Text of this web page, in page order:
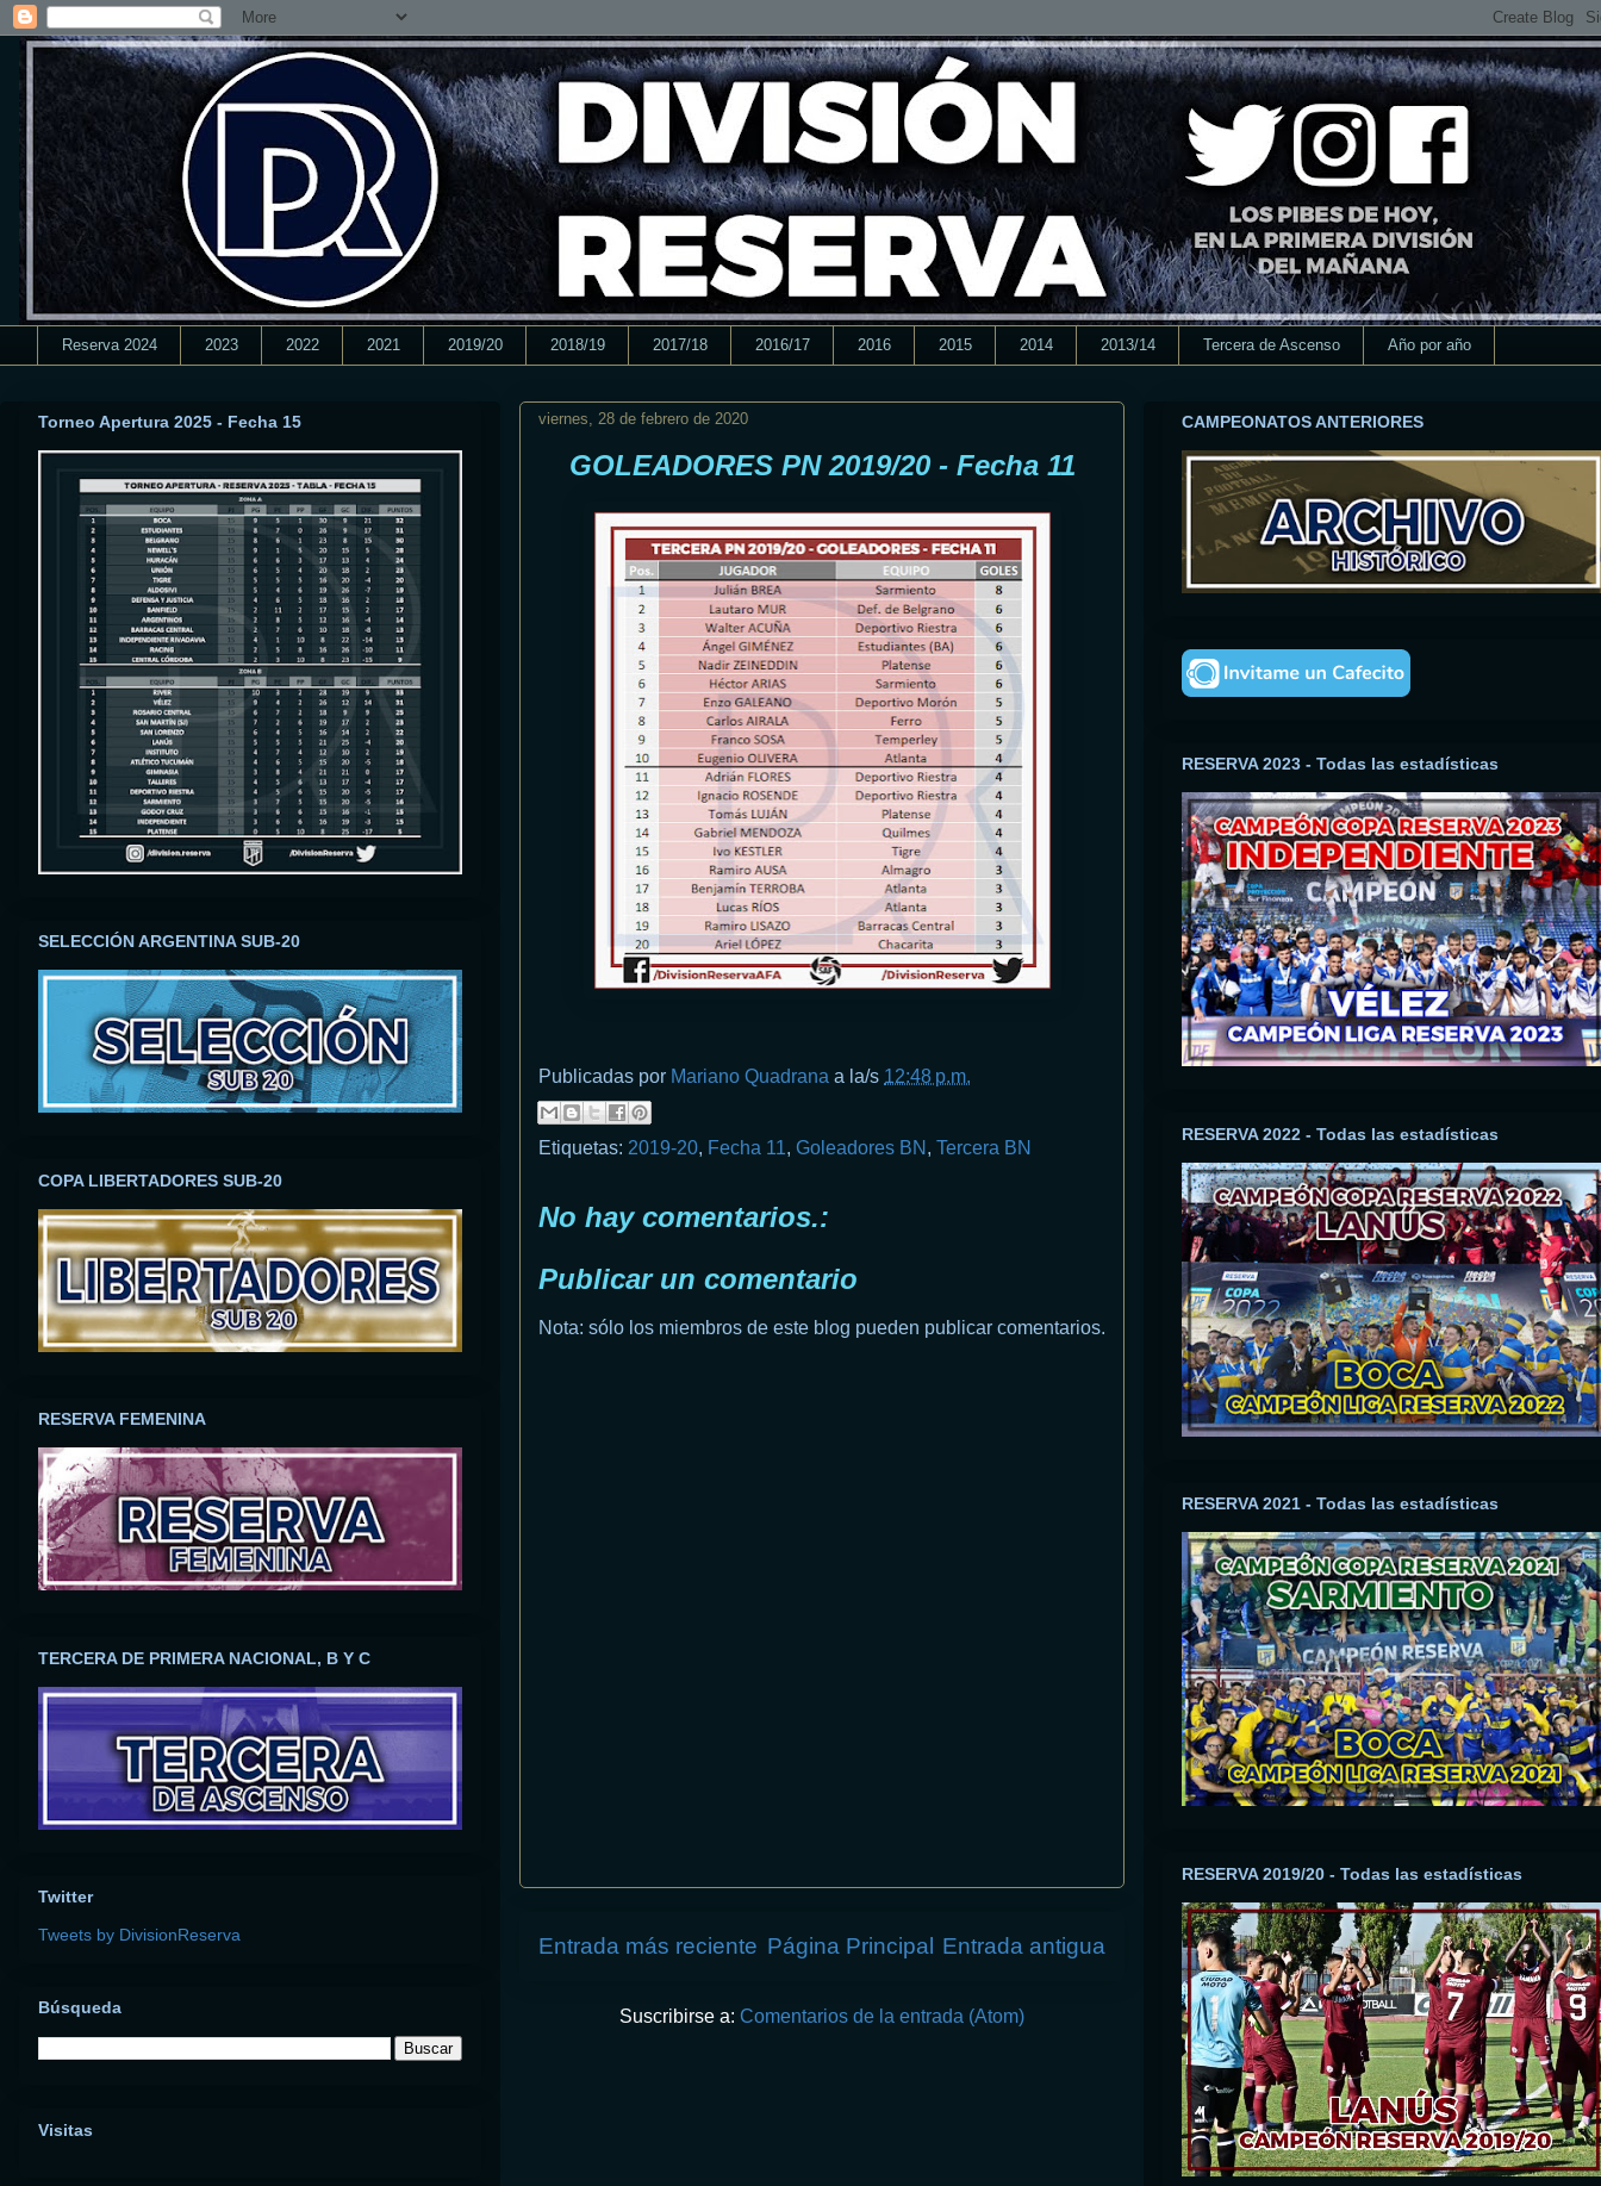
Reserva 2024 2023 2022 2021 2019/20 2018/19 2017/18 2016/17 2016 2015 2014 2013/14 Tercera de Ascenso Año por año
viernes, 28 de febrero de 2020
GOLEADORES PN 2019/20 - Fecha 11
Publicadas por Mariano Quadrana a la/s 12:48 p.m.
Etiquetas: 2019-20, Fecha 11, Goleadores BN , Tercera BN
No hay comentarios.:
Publicar un comentario
Nota: sólo los miembros de este blog pueden publicar comentarios.
Entrada más reciente Entrada antigua
Página Principal
Suscribirse a: Comentarios de la entrada (Atom)
Torneo Apertura 2025 - Fecha 15
SELECCIÓN ARGENTINA SUB-20
COPA LIBERTADORES SUB-20
RESERVA FEMENINA
TERCERA DE PRIMERA NACIONAL, B Y C
Twitter
Tweets by DivisionReserva
Búsqueda
Visitas
CAMPEONATOS ANTERIORES
RESERVA 2023 - Todas las estadísticas
RESERVA 2022 - Todas las estadísticas
RESERVA 2021 - Todas las estadísticas
RESERVA 2019/20 - Todas las estadísticas